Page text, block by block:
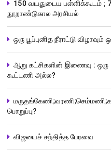
150 வயதுடைய பள்ளிக்கூடம் ;
நூறாண்டுகால அரசியல்
ஒரு பூப்புனித நீராட்டு
ஆறு கட்சிகளின் இணைவு :
கூட்டணி அல்ல?
பொறுப்பு?
விஜயைச் சந்தித்த பேரவை